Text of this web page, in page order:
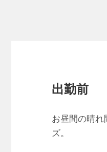
出勤前
お昼間の晴
ズ。